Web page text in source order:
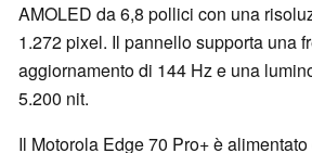
AMOLED da 6,8 pollici con una
1.272 pixel. Il pannello supporta una
aggiornamento di 144 Hz e una
5.200 nit.
Il Motorola Edge 70 Pro+ è